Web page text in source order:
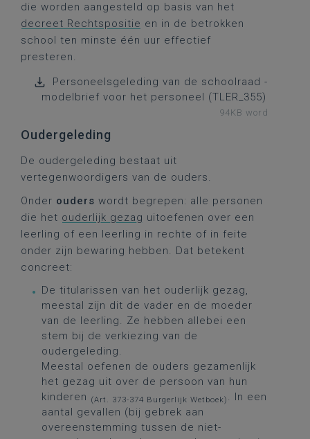
die worden aangesteld op basis van het
decreet Rechtspositie en in de betrokken
school ten minste één uur effectief
presteren.
Personeelsgeleding van de schoolraad -
modelbrief voor het personeel (TLER_355)
94KB word
Oudergeleding
De oudergeleding bestaat uit
vertegenwoordigers van de ouders.
Onder ouders wordt begrepen: alle personen
die het ouderlijk gezag uitoefenen over een
leerling of een leerling in rechte of in feite
onder zijn bewaring hebben. Dat betekent
concreet:
De titularissen van het ouderlijk gezag,
meestal zijn dit de vader en de moeder
van de leerling. Ze hebben allebei een
stem bij de verkiezing van de
oudergeleding.
Meestal oefenen de ouders gezamenlijk
het gezag uit over de persoon van hun
kinderen
(Art. 373-374 Burgerlijk Wetboek) . In een
aantal gevallen (bij gebrek aan
overeenstemming tussen de niet-